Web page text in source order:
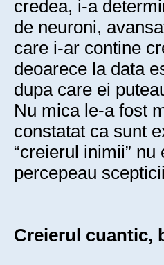
credea, i-a
de neuroni,
care i-ar contine
deoarece la data
dupa care ei
Nu mica le-a fost
constatat ca sunt
“creierul inimii”
percepeau
Creierul cuantic,